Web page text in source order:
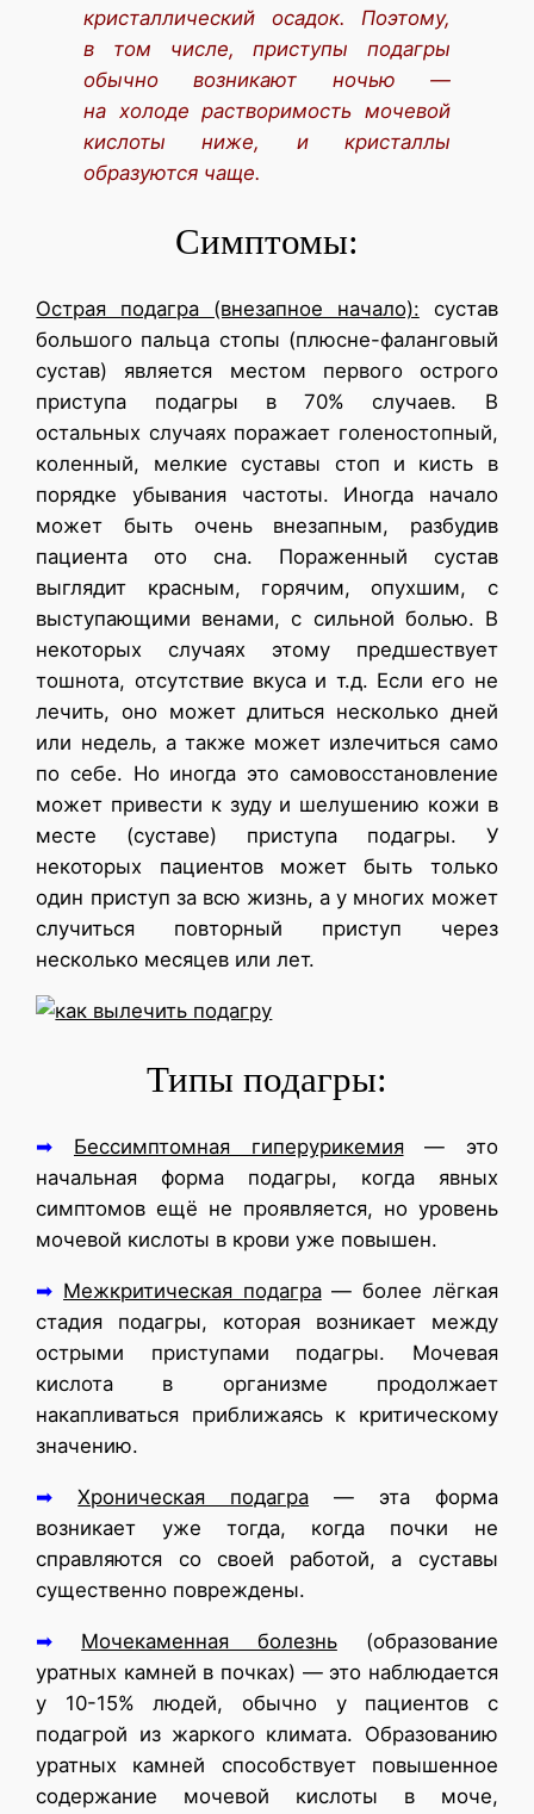
кристаллический осадок. Поэтому,
в том числе, приступы подагры
обычно возникают ночью —
на холоде растворимость мочевой
кислоты ниже, и кристаллы
образуются чаще.
Симптомы:
Острая подагра (внезапное начало): сустав
большого пальца стопы (плюсне-фаланговый
сустав) является местом первого острого
приступа подагры в 70% случаев. В
остальных случаях поражает голеностопный,
коленный, мелкие суставы стоп и кисть в
порядке убывания частоты. Иногда начало
может быть очень внезапным, разбудив
пациента ото сна. Пораженный сустав
выглядит красным, горячим, опухшим, с
выступающими венами, с сильной болью. В
некоторых случаях этому предшествует
тошнота, отсутствие вкуса и т.д. Если его не
лечить, оно может длиться несколько дней
или недель, а также может излечиться само
по себе. Но иногда это самовосстановление
может привести к зуду и шелушению кожи в
месте (суставе) приступа подагры. У
некоторых пациентов может быть только
один приступ за всю жизнь, а у многих может
случиться повторный приступ через
несколько месяцев или лет.
Типы подагры:
➡ Бессимптомная гиперурикемия— это
начальная форма подагры, когда явных
симптомов ещё не проявляется, но уровень
мочевой кислоты в крови уже повышен.
➡ Межкритическая подагра— более лёгкая
стадия подагры, которая возникает между
острыми приступами подагры. Мочевая
кислота в организме продолжает
накапливаться приближаясь к критическому
значению.
➡ Хроническая подагра — эта форма
возникает уже тогда, когда почки не
справляются со своей работой, а суставы
существенно повреждены.
➡ Мочекаменная болезнь(образование
уратных камней в почках) — это наблюдается
у 10-15% людей, обычно у пациентов с
подагрой из жаркого климата. Образованию
уратных камней способствует повышенное
содержание мочевой кислоты в моче,